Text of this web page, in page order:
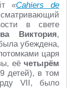
«Cahiers de
в свете
Виктория,
убеждена,
царя
её четырём
детей), в том
VII, было